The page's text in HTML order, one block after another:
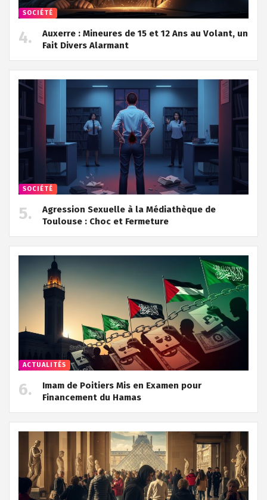
SOCIÉTÉ
Auxerre : Mineures de 15 et 12 Ans au Volant, un
Fait Divers Alarmant
SOCIÉTÉ
Agression Sexuelle à la Médiathèque de
Toulouse : Choc et Fermeture
ACTUALITÉS
Imam de Poitiers Mis en Examen pour
Financement du Hamas